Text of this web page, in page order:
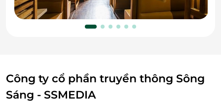
Công ty cổ phần truyền thông Sông
Sáng - SSMEDIA